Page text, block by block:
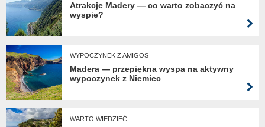
Atrakcje Madery — co warto zobaczyć na
wyspie?
WYPOCZYNEK Z AMIGOS
Madera — przepiękna wyspa na aktywny
wypoczynek z Niemiec
WARTO WIEDZIEĆ